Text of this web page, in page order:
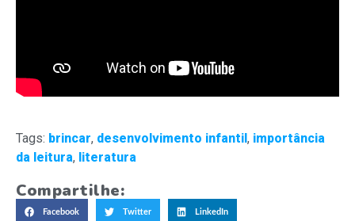
Tags: brincar, desenvolvimento infantil, importância
da leitura, literatura
Compartilhe:
Facebook Twitter LinkedIn